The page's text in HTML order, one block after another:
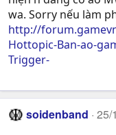
wa. Sorry nếu làm
http://
Hottopic-Ban-ao-
Trigger-
soidenband 25/